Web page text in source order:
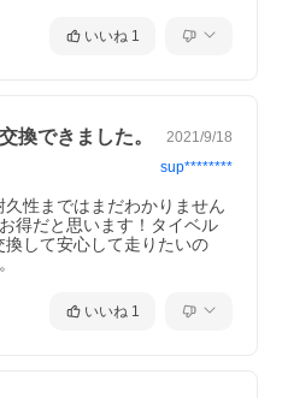
いいね 1
換できました。 2021/9/18
sup********
性まではまだわかりません
得だと思います！タイベル
して安心して走りたいの
いいね 1